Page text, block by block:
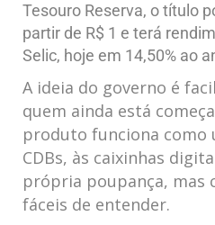
Tesouro Reserva, o título
partir de R$ 1 e terá
Selic, hoje em 14,50% ao
A ideia do governo é
quem ainda está
produto funciona como
CDBs, às caixinhas
própria poupança, mas
fáceis de entender.